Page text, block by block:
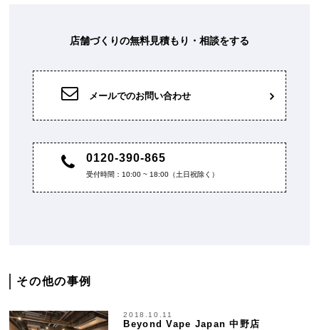
店舗づくりの無料見積もり・相談をする
メールでのお問い合わせ
0120-390-865
受付時間：10:00 ~ 18:00（土日祝除く）
その他の事例
2018.10.11
Beyond Vape Japan 中野店